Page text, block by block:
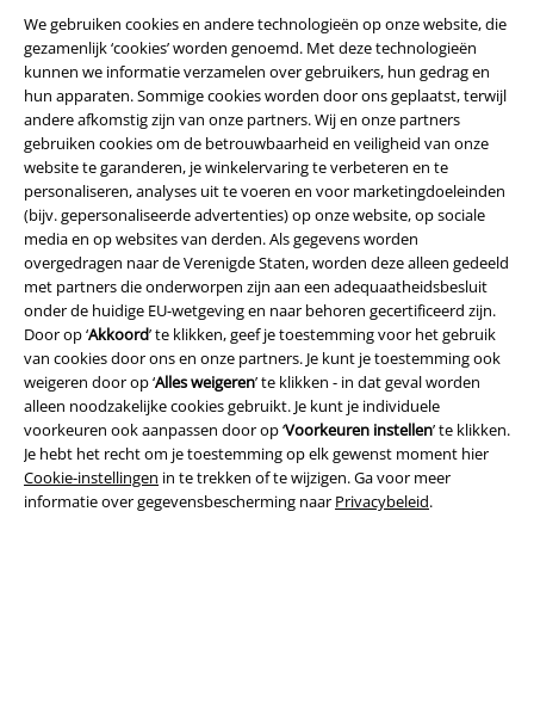
We gebruiken cookies en andere technologieën op onze website, die
gezamenlijk ‘cookies’ worden genoemd. Met deze technologieën
kunnen we informatie verzamelen over gebruikers, hun gedrag en
hun apparaten. Sommige cookies worden door ons geplaatst, terwijl
andere afkomstig zijn van onze partners. Wij en onze partners
gebruiken cookies om de betrouwbaarheid en veiligheid van onze
website te garanderen, je winkelervaring te verbeteren en te
personaliseren, analyses uit te voeren en voor marketingdoeleinden
(bijv. gepersonaliseerde advertenties) op onze website, op sociale
media en op websites van derden. Als gegevens worden
overgedragen naar de Verenigde Staten, worden deze alleen gedeeld
met partners die onderworpen zijn aan een adequaatheidsbesluit
onder de huidige EU-wetgeving en naar behoren gecertificeerd zijn.
Door op ‘Akkoord’ te klikken, geef je toestemming voor het gebruik
van cookies door ons en onze partners. Je kunt je toestemming ook
weigeren door op ‘Alles weigeren’ te klikken - in dat geval worden
alleen noodzakelijke cookies gebruikt. Je kunt je individuele
voorkeuren ook aanpassen door op ‘Voorkeuren instellen’ te klikken.
Je hebt het recht om je toestemming op elk gewenst moment hier
Cookie-instellingen in te trekken of te wijzigen. Ga voor meer
informatie over gegevensbescherming naar Privacybeleid.
Beveiliging
Legal
Algemene Voorwaarden
Bedrijfsgegevens
Privacyverklaring